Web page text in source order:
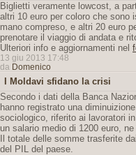
Biglietti veramente lowcost, a
altri 10 euro per coloro che sono
mano compreso, e altri 20 euro
prenotare il viaggio di andata e
Ulteriori info e aggiornamenti nel
13 giu 2013 17:48
da Domenico
I Moldavi sfidano la crisi
Secondo i dati della Banca
hanno registrato una
sociologico, riferito ai lavoratori
un salario medio di 1200 euro,
Il totale delle somme trasferite
del PIL del paese.